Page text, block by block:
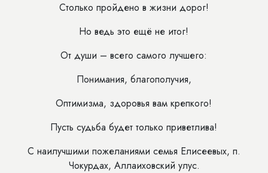
Столько пройдено в жизни дорог!
Но ведь это ещё не итог!
От души – всего самого лучшего:
Понимания, благополучия,
Оптимизма, здоровья вам крепкого!
Пусть судьба будет только приветлива!
С наилучшими пожеланиями семья Елисеевых, п.
Чокурдах, Аллаиховский улус.